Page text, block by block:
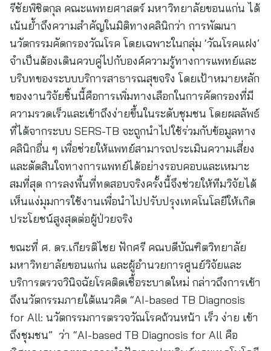
รีชัยพิชิตกุล คณะแพทยศาสตร์ มหาวิทยาลัยขอนแก่น ได้
เน้นย้ำถึงความสำคัญในมิติทางคลินิกว่า การพัฒนา
นวัตกรรมคัดกรองวัณโรค โดยเฉพาะในกลุ่ม ‘วัณโรคแฝง’
จำเป็นต้องเดินควบคู่ไปกับองค์ความรู้ทางการแพทย์และ
บริบทของระบบบริการสาธารณสุขจริง โดยเป้าหมายหลัก
ของงานวิจัยชิ้นนี้คือการเพิ่มทางเลือกในการคัดกรองที่มี
ความรวดเร็วและเข้าถึงง่ายขึ้นในระดับชุมชน โดยผลลัพธ์
ที่ได้จากระบบ SERS-TB จะถูกนำไปใช้ร่วมกับข้อมูลทาง
คลินิกอื่น ๆ เพื่อช่วยให้แพทย์สามารถประเมินความเสี่ยง
และตัดสินใจทางการแพทย์ได้อย่างรอบคอบและเหมาะ
สมที่สุด การลงพื้นที่ทดสอบจริงครั้งนี้จึงช่วยให้ทีมวิจัยได้
เห็นแง่มุมการใช้งานเพื่อนำไปปรับปรุงเทคโนโลยีให้เกิด
ประโยชน์สูงสุดต่อผู้ป่วยจริง
ขณะที่ ศ. ดร.เกียรติไชย ฟักศรี คณบดีบัณฑิตวิทยาลัย
มหาวิทยาลัยขอนแก่น และผู้อำนวยการศูนย์วิจัยและ
บริการตรวจวินิจฉัยโรคติดเชื้อระบาดใหม่ กล่าวถึงการเข้า
ถึงนวัตกรรมภายใต้แนวคิด “AI-based TB Diagnosis
for All: นวัตกรรมการตรวจวัณโรคถ้วนหน้า เร็ว ง่าย เข้า
ถึงชุมชน” ว่า “AI-based TB Diagnosis for All คือ